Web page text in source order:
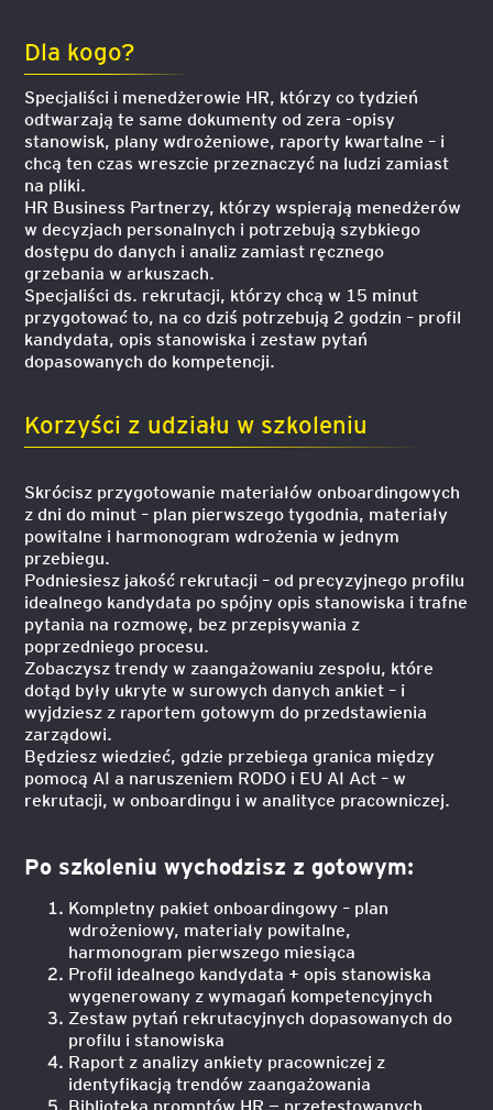
Dla kogo?
Specjaliści i menedżerowie HR, którzy co tydzień
odtwarzają te same dokumenty od zera -opisy
stanowisk, plany wdrożeniowe, raporty kwartalne – i
chcą ten czas wreszcie przeznaczyć na ludzi zamiast
na pliki.
HR Business Partnerzy, którzy wspierają menedżerów
w decyzjach personalnych i potrzebują szybkiego
dostępu do danych i analiz zamiast ręcznego
grzebania w arkuszach.
Specjaliści ds. rekrutacji, którzy chcą w 15 minut
przygotować to, na co dziś potrzebują 2 godzin – profil
kandydata, opis stanowiska i zestaw pytań
dopasowanych do kompetencji.
Korzyści z udziału w szkoleniu
Skrócisz przygotowanie materiałów onboardingowych
z dni do minut – plan pierwszego tygodnia, materiały
powitalne i harmonogram wdrożenia w jednym
przebiegu.
Podniesiesz jakość rekrutacji – od precyzyjnego profilu
idealnego kandydata po spójny opis stanowiska i trafne
pytania na rozmowę, bez przepisywania z
poprzedniego procesu.
Zobaczysz trendy w zaangażowaniu zespołu, które
dotąd były ukryte w surowych danych ankiet – i
wyjdziesz z raportem gotowym do przedstawienia
zarządowi.
Będziesz wiedzieć, gdzie przebiega granica między
pomocą AI a naruszeniem RODO i EU AI Act – w
rekrutacji, w onboardingu i w analityce pracowniczej.
Po szkoleniu wychodzisz z gotowym:
Kompletny pakiet onboardingowy – plan
wdrożeniowy, materiały powitalne,
harmonogram pierwszego miesiąca
Profil idealnego kandydata + opis stanowiska
wygenerowany z wymagań kompetencyjnych
Zestaw pytań rekrutacyjnych dopasowanych do
profilu i stanowiska
Raport z analizy ankiety pracowniczej z
identyfikacją trendów zaangażowania
Biblioteka promptów HR — przetestowanych